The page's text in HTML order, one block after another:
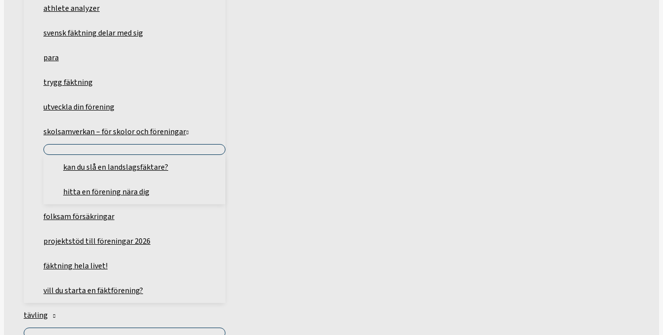
athlete analyzer
svensk fäktning delar med sig
para
trygg fäktning
utveckla din förening
skolsamverkan – för skolor och föreningar
kan du slå en landslagsfäktare?
hitta en förening nära dig
folksam försäkringar
projektstöd till föreningar 2026
fäktning hela livet!
vill du starta en fäktförening?
tävling